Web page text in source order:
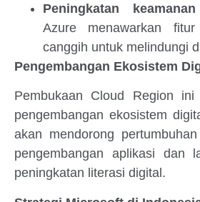
Peningkatan
Azure menawarkan
canggih untuk melindungi
Pengembangan Ekosistem
Pembukaan Cloud Region ini
pengembangan ekosistem
akan mendorong
pengembangan aplikasi dan
peningkatan literasi digital.